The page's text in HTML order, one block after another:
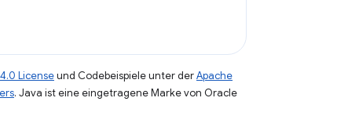
Licenseund Codebeispiele unter derApache
. Java ist eine eingetragene Marke von Oracle